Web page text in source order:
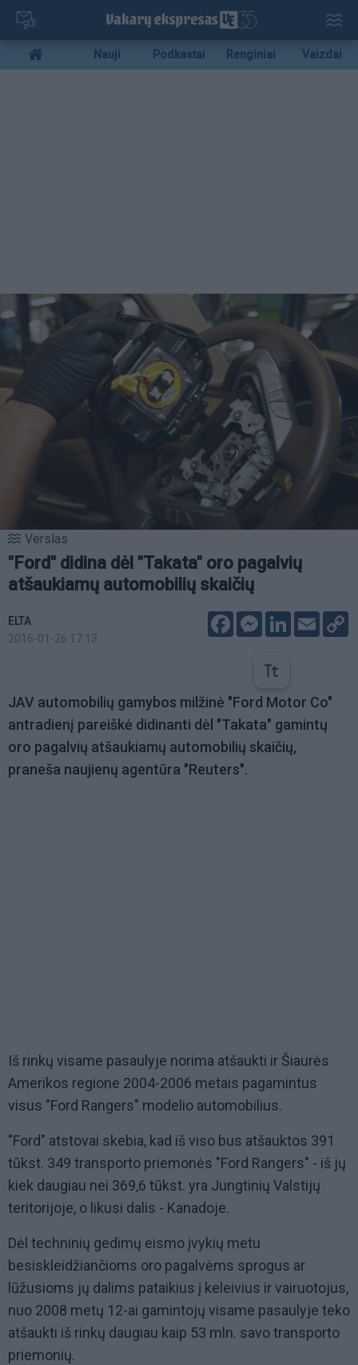
Pereiti
pagrindinį
turinį
Mobile
menu
Nauji Podkastai Renginiai Vaizdai
Verslas
"Ford" didina dėl "Takata" oro pagalvių
atšaukiamų automobilių skaičių
ELTA
2016-01-26 17:13
FacebookMessenger
LinkedIn
Email
JAV automobilių gamybos milžinė "Ford Motor Co"
antradienį pareiškė didinanti dėl "Takata" gamintų
oro pagalvių atšaukiamų automobilių skaičių,
praneša naujienų agentūra "Reuters".
Iš rinkų visame pasaulyje norima atšaukti ir Šiaurės
Amerikos regione 2004-2006 metais pagamintus
visus "Ford Rangers" modelio automobilius.
"Ford" atstovai skebia, kad iš viso bus atšauktos 391
tūkst. 349 transporto priemonės "Ford Rangers" - iš jų
kiek daugiau nei 369,6 tūkst. yra Jungtinių Valstijų
teritorijoje, o likusi dalis - Kanadoje.
Dėl techninių gedimų eismo įvykių metu
besiskleidžiančioms oro pagalvėms sprogus ar
lūžusioms jų dalims pataikius į keleivius ir vairuotojus,
nuo 2008 metų 12-ai gamintojų visame pasaulyje teko
atšaukti iš rinkų daugiau kaip 53 mln. savo transporto
priemonių.